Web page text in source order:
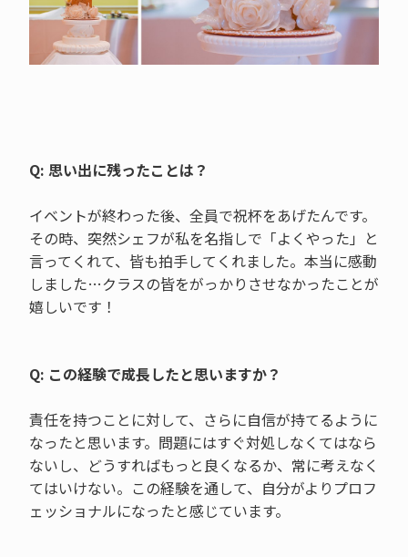
Q: 思い出に残ったことは？
イベントが終わった後、全員で祝杯をあげたんです。
その時、突然シェフが私を名指しで「よくやった」と
言ってくれて、皆も拍手してくれました。本当に感動
しました…クラスの皆をがっかりさせなかったことが
嬉しいです！
Q: この経験で成長したと思いますか？
責任を持つことに対して、さらに自信が持てるように
なったと思います。問題にはすぐ対処しなくてはなら
ないし、どうすればもっと良くなるか、常に考えなく
てはいけない。この経験を通して、自分がよりプロフ
ェッショナルになったと感じています。